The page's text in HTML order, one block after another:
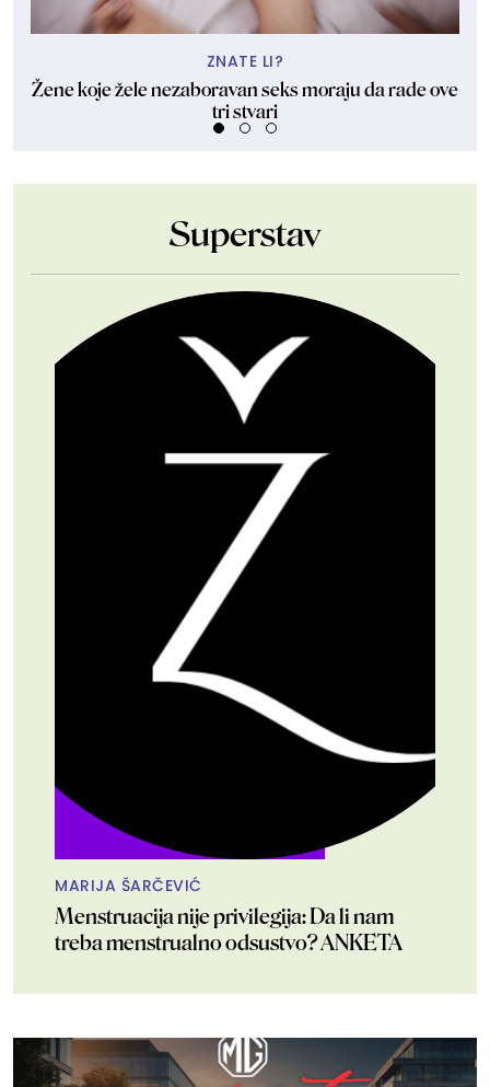
ZNATE LI?
Žene koje žele nezaboravan seks moraju da rade ove
tri stvari
Superstav
MARIJA ŠARČEVIĆ
Menstruacija nije privilegija: Da li nam
treba menstrualno odsustvo? ANKETA